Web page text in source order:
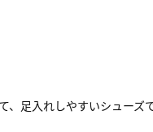
足入れしやすいシューズで